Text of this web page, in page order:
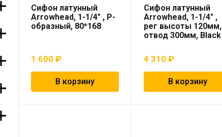
Сифон латунный
Arrowhead, 1-1/4″ , P-
образный, 80*168
1 600 ₽
В корзину
Сифон латунный
Arrowhead, 1-1/4″ ,
рег высоты 120мм,
отвод 300мм, Black
4 310 ₽
В корзину